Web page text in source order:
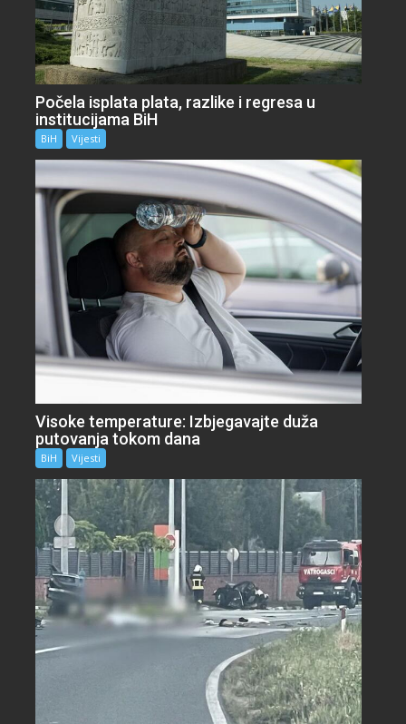
Počela isplata plata, razlike i regresa u
institucijama BiH
BiH Vijesti
Visoke temperature: Izbjegavajte duža
putovanja tokom dana
BiH Vijesti